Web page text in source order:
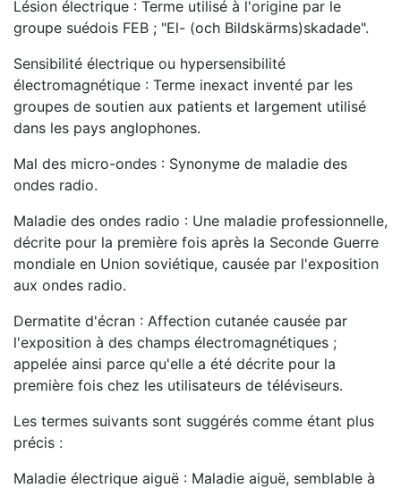
Lésion électrique : Terme utilisé à l'origine par le
groupe suédois FEB ; "El- (och Bildskärms)skadade".
Sensibilité électrique ou hypersensibilité
électromagnétique : Terme inexact inventé par les
groupes de soutien aux patients et largement utilisé
dans les pays anglophones.
Mal des micro-ondes : Synonyme de maladie des
ondes radio.
Maladie des ondes radio : Une maladie professionnelle,
décrite pour la première fois après la Seconde Guerre
mondiale en Union soviétique, causée par l'exposition
aux ondes radio.
Dermatite d'écran : Affection cutanée causée par
l'exposition à des champs électromagnétiques ;
appelée ainsi parce qu'elle a été décrite pour la
première fois chez les utilisateurs de téléviseurs.
Les termes suivants sont suggérés comme étant plus
précis :
Maladie électrique aiguë : Maladie aiguë, semblable à